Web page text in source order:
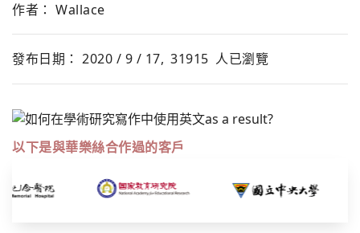
作者： Wallace
發布日期： 2020 / 9 / 17, 31915 人已瀏覽
以下是與華樂絲合作過的客戶